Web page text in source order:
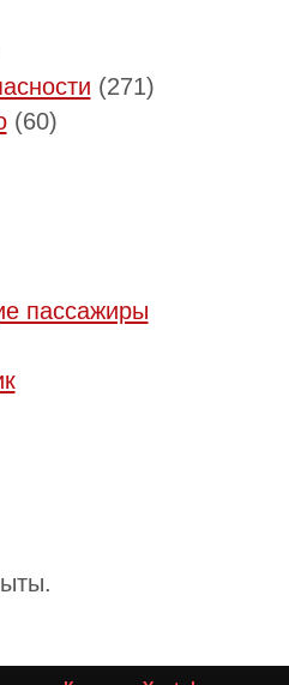
(271)
(60)
пассажиры